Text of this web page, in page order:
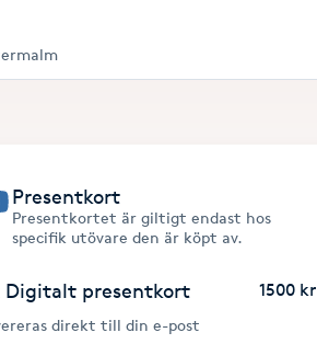
Presentkort
Presentkortet är giltigt endast hos
specifik utövare den är köpt av.
Digitalt presentkort 1500 kr
direkt till din e-post